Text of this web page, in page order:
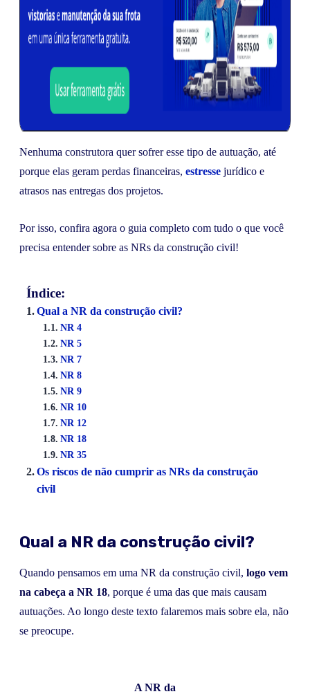
Nenhuma construtora quer sofrer esse tipo de autuação, até
porque elas geram perdas financeiras, estresse jurídico e
atrasos nas entregas dos projetos.
Por isso, confira agora o guia completo com tudo o que você
precisa entender sobre as NRs da construção civil!
Índice:
Qual a NR da construção civil?
NR 4
NR 5
NR 7
NR 8
NR 9
NR 10
NR 12
NR 18
NR 35
Os riscos de não cumprir as NRs da construção
civil
Qual a NR da construção civil?
Quando pensamos em uma NR da construção civil, logo vem
na cabeça a NR 18, porque é uma das que mais causam
autuações. Ao longo deste texto falaremos mais sobre ela, não
se preocupe.
A NR da